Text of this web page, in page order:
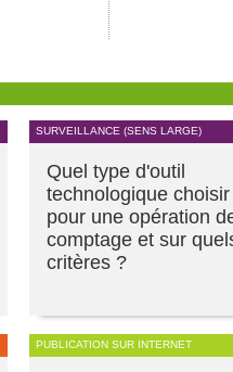
SURVEILLANCE (SENS LARGE)
Quel type d'outil
technologique choisir
pour une opération
comptage et sur
critères ?
PUBLICATION SUR INTERNET